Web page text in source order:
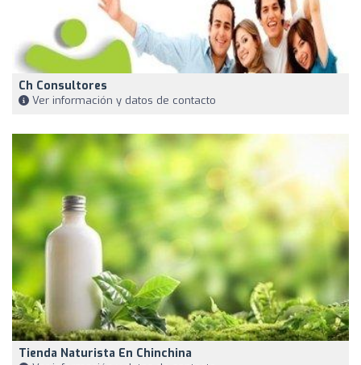
Ch Consultores
Ver información y datos de contacto
Tienda Naturista En Chinchina